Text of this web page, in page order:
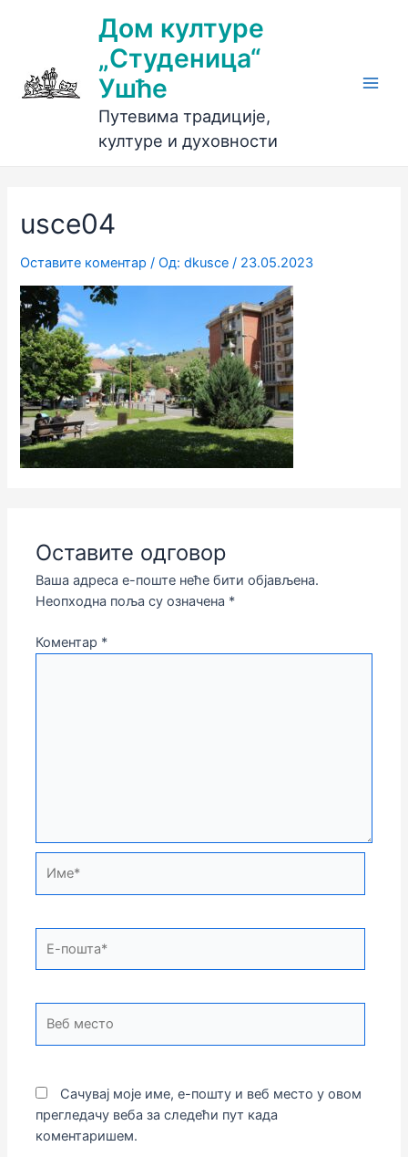
Дом културе
„Студеница“
Ушће
Путевима традиције,
културе и духовности
usce04
Оставите коментар / Од: dkusce/ 23.05.2023
Оставите одговор
Ваша адреса е-поште неће бити објављена.
Неопходна поља су означена *
Коментар *
пошта*
место
Сачувај моје име, е-пошту и веб место у овом
прегледачу веба за следећи пут када
коментаришем.